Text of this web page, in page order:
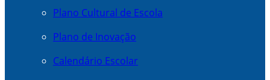
Plano Cultural de Escola
Plano de Inovação
Calendário Escolar